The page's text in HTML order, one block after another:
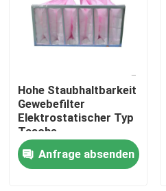
Videos
Fabrik-Ausflug
Qualitätskontrolle
Hohe Staubhaltbarkeit
Gewebefilter
Elektrostatischer Typ
Tasche
Anfrage absenden